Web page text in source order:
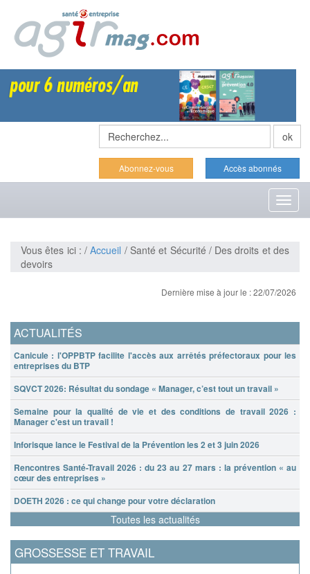
Abonnez-vous Accès abonnés
Vous êtes ici : /Accueil / Santé et Sécurité / Des droits et des
devoirs
Dernière mise à jour le : 22/07/2026
ACTUALITÉS
Canicule : l'OPPBTP facilite l'accès aux arrêtés préfectoraux pour les
entreprises du BTP
SQVCT 2026: Résultat du sondage « Manager, c’est tout un travail »
Semaine pour la qualité de vie et des conditions de travail 2026 :
Manager c'est un travail !
Inforisque lance le Festival de la Prévention les 2 et 3 juin 2026
Rencontres Santé-Travail 2026 : du 23 au 27 mars : la prévention « au
cœur des entreprises »
DOETH 2026 : ce qui change pour votre déclaration
Toutes les actualités
GROSSESSE ET TRAVAIL